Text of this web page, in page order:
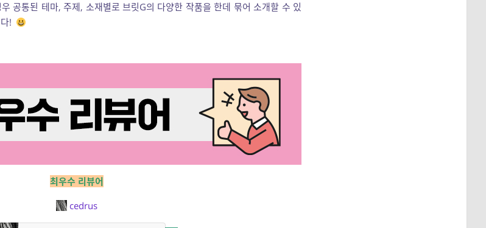
공통된 테마, 주제, 소재별로 브릿G의 다양한 작품을 한데 묶어 소개할 수 있
!
최우수 리뷰어
cedrus